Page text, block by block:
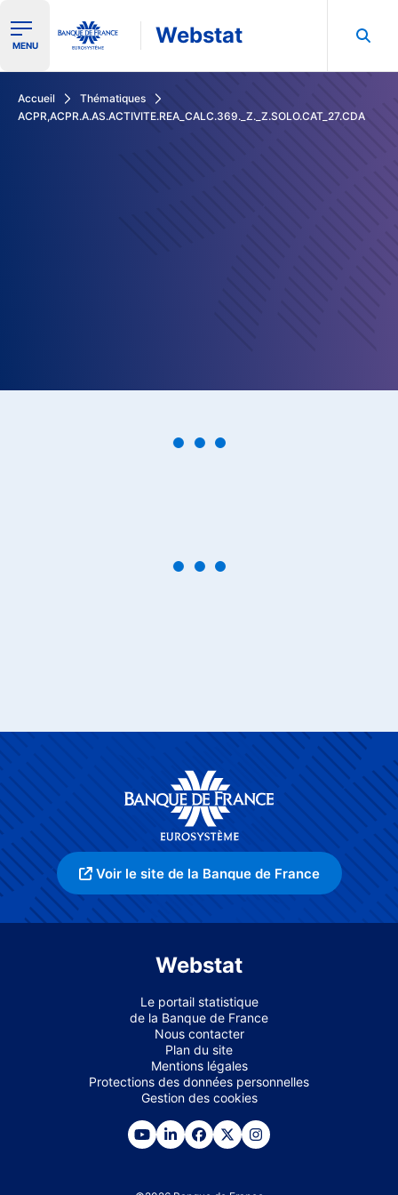
Ouvrir le menu de navigation
MENU Webstat
Accueil
Thématiques
ACPR,ACPR.A.AS.ACTIVITE.REA_CALC.369._Z._Z.SOLO.CAT_27.CDA
Voir le site de la Banque de France
Webstat
Le portail statistique
de la Banque de France
Nous contacter
Plan du site
Mentions légales
Protections des données personnelles
Gestion des cookies